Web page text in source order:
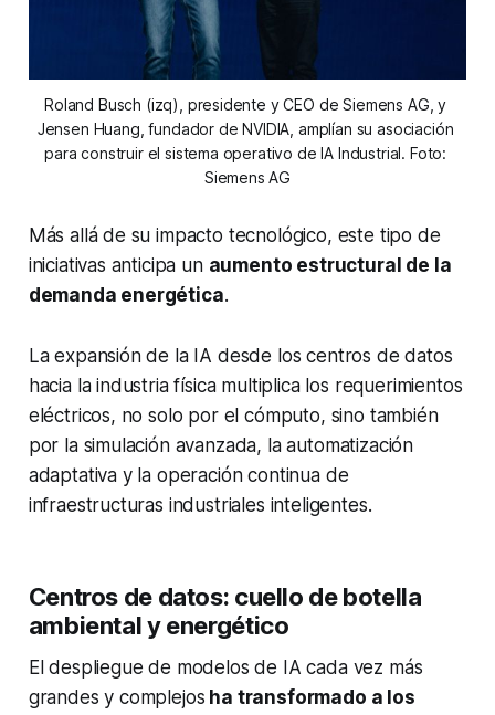
Roland Busch (izq), presidente y CEO de Siemens AG, y
Jensen Huang, fundador de NVIDIA, amplían su asociación
para construir el sistema operativo de IA Industrial. Foto:
Siemens AG
Más allá de su impacto tecnológico, este tipo de
iniciativas anticipa un aumento estructural de la
demanda energética.
La expansión de la IA desde los centros de datos
hacia la industria física multiplica los requerimientos
eléctricos, no solo por el cómputo, sino también
por la simulación avanzada, la automatización
adaptativa y la operación continua de
infraestructuras industriales inteligentes.
Centros de datos: cuello de botella
ambiental y energético
El despliegue de modelos de IA cada vez más
grandes y complejos ha transformado a los